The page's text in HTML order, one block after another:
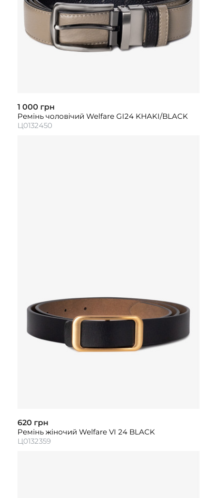
1 000 грн
Ремінь чоловічий Welfare GI24 KHAKI/BLACK
Ц0132450
620 грн
Ремінь жіночий Welfare VI 24 BLACK
Ц0132359